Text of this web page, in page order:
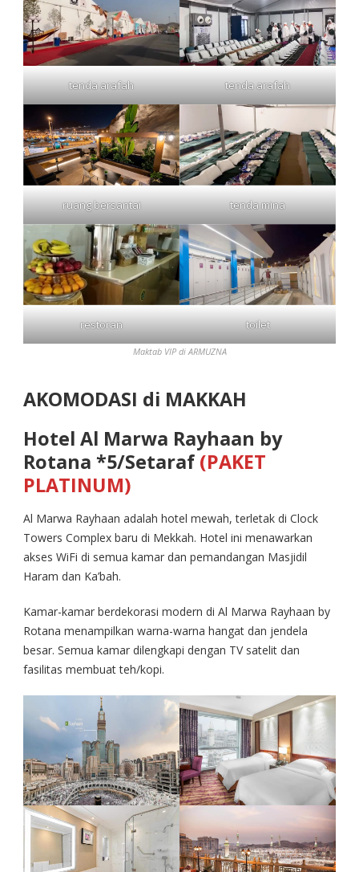
tenda arafah tenda arafah
ruang bersantai tenda mina
restoran toilet
Maktab VIP di ARMUZNA
AKOMODASI di MAKKAH
Hotel Al Marwa Rayhaan by
Rotana *5/Setaraf (PAKET
PLATINUM)
Al Marwa Rayhaan adalah hotel mewah, terletak di Clock
Towers Complex baru di Mekkah. Hotel ini menawarkan
akses WiFi di semua kamar dan pemandangan Masjidil
Haram dan Ka’bah.
Kamar-kamar berdekorasi modern di Al Marwa Rayhaan by
Rotana menampilkan warna-warna hangat dan jendela
besar. Semua kamar dilengkapi dengan TV satelit dan
fasilitas membuat teh/kopi.